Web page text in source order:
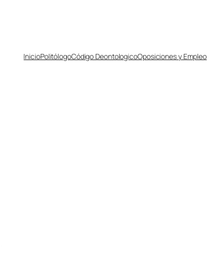
InicioPolitólogoCódigo DeontologicoOposiciones y Empleo